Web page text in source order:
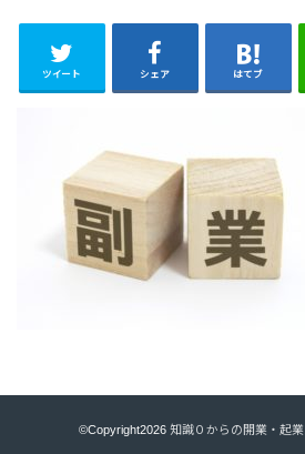
ツイート シェア はてブ
©Copyright2026知識０からの開業・起業